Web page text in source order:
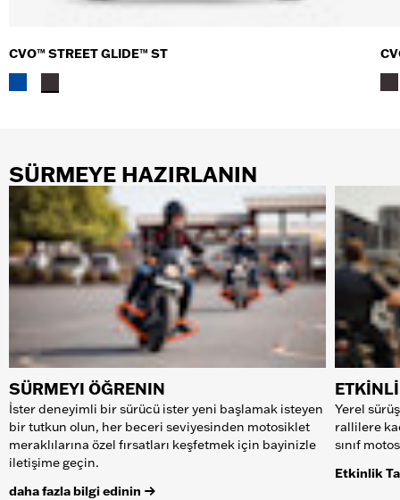
CVO™ STREET GLIDE™ ST
SÜRMEYE HAZIRLANIN
SÜRMEYI ÖĞRENIN
İster deneyimli bir sürücü ister yeni başlamak isteyen
bir tutkun olun, her beceri seviyesinden motosiklet
meraklılarına özel fırsatları keşfetmek için bayinizle
iletişime geçin.
daha fazla bilgi edinin
Yerel
rallilere
sınıf
Etkinlik